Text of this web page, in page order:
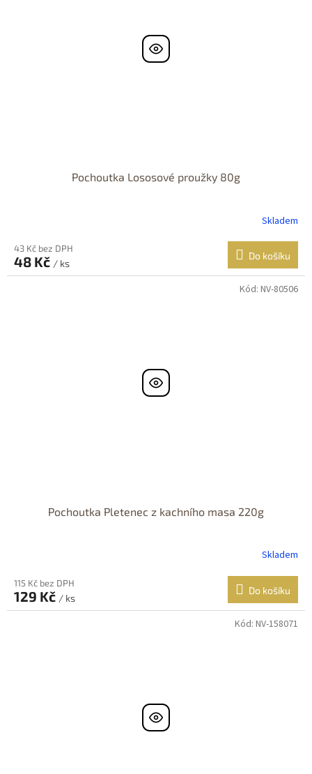
Pochoutka Lososové proužky 80g
Skladem
43 Kč bez DPH
48 Kč / ks
Do košíku
Pochoutka Pletenec z kachního masa 220g
Skladem
115 Kč bez DPH
129 Kč / ks
Do košíku
Kód: NV-80506
Kód: NV-158071